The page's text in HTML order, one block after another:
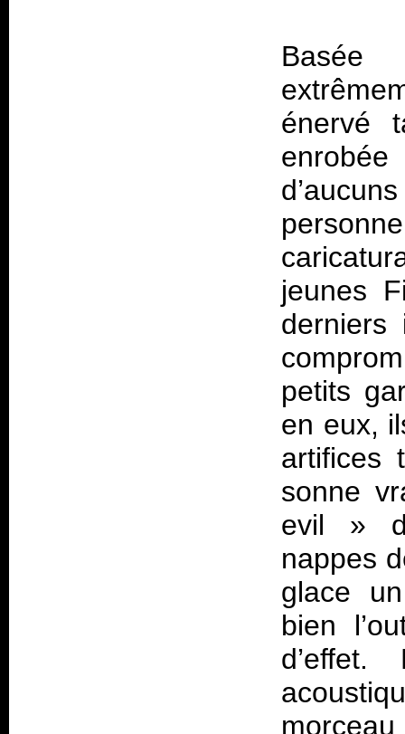
Basée
énervé
jeunes
petits
en eux,
artifices
sonne
evil »
nappes
glace
bien